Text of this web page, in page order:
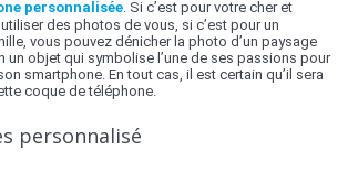
personnalisée. Si c’est pour votre cher et
des photos de vous, si c’est pour un
vous pouvez dénicher la photo d’un paysage
un objet qui symbolise l’une de ses passions pour
smartphone. En tout cas, il est certain qu’il sera
coque de téléphone.
personnalisé